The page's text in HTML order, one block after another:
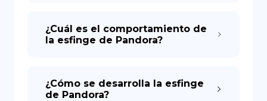
¿Cuál es el comportamiento de
la esfinge de Pandora?
¿Cómo se desarrolla la esfinge
de Pandora?